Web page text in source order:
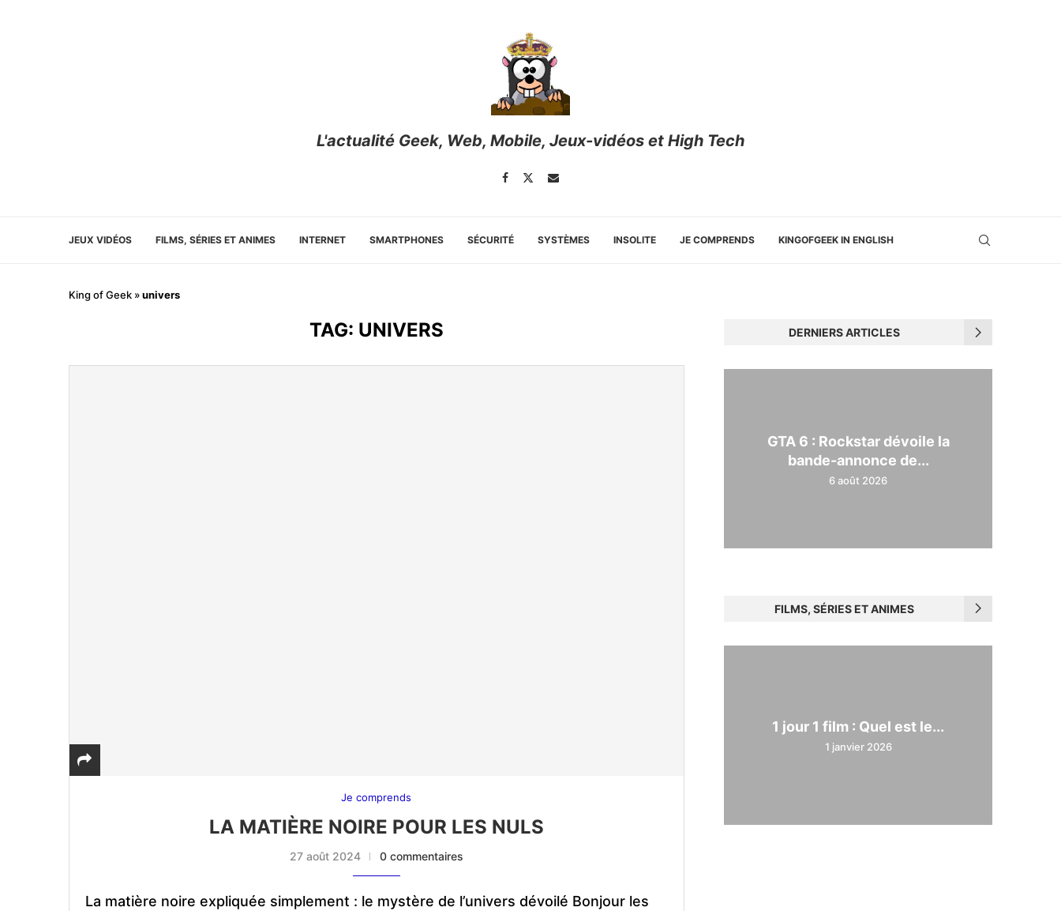
L'actualité Geek, Web, Mobile, Jeux-vidéos et High Tech
JEUX VIDÉOS FILMS, SÉRIES ET ANIMES INTERNET SMARTPHONES SÉCURITÉ SYSTÈMES INSOLITE JE COMPRENDS KINGOFGEEK IN ENGLISH
King of Geek »univers
TAG: UNIVERS
Je comprends
LA MATIÈRE NOIRE POUR LES NULS
27 août 2024 0 commentaires
La matière noire expliquée simplement : le mystère de l’univers dévoilé Bonjour les
DERNIERS ARTICLES
GTA 6 : Rockstar dévoile la
bande-annonce de...
6 août 2026
FILMS, SÉRIES ET ANIMES
1 jour 1 film : Quel est le...
1 janvier 2026